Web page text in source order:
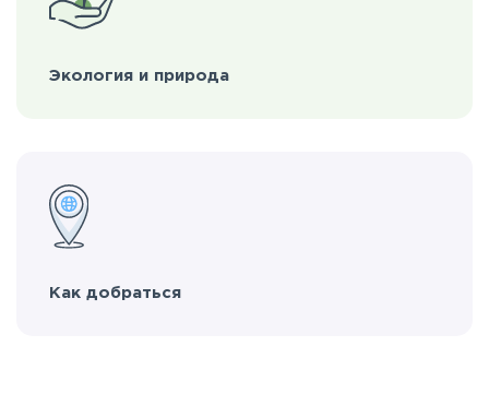
Экология и природа
Как добраться